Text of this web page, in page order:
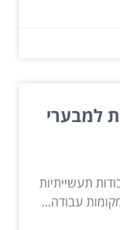
למבערי
תעשייתיות
עבודה...